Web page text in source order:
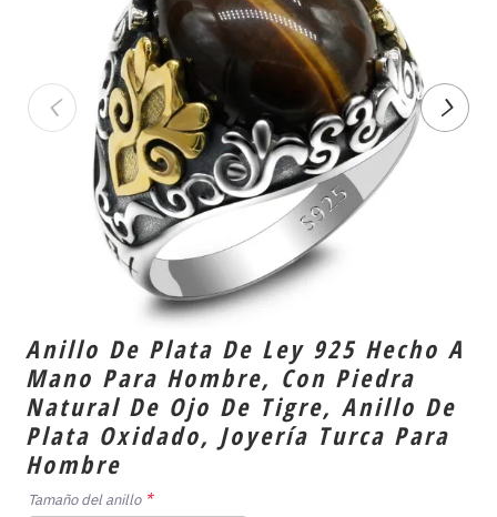
Anillo De Plata De Ley 925 Hecho A
Mano Para Hombre, Con Piedra
Natural De Ojo De Tigre, Anillo De
Plata Oxidado, Joyería Turca Para
Hombre
Tamaño del anillo